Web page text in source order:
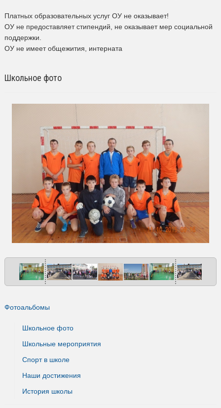
Платных образовательных услуг ОУ не оказывает!
ОУ не предоставляет стипендий, не оказывает мер социальной
поддержки.
ОУ не имеет общежития, интерната
Школьное фото
Фотоальбомы
Школьное фото
Школьные мероприятия
Спорт в школе
Наши достижения
История школы